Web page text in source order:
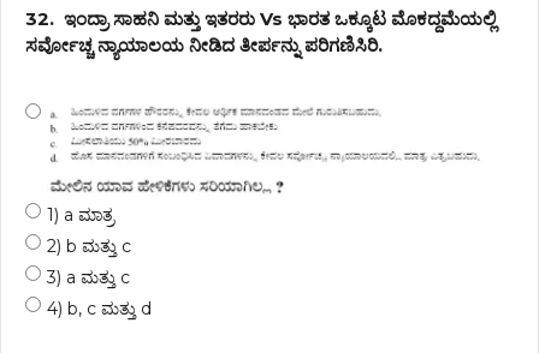
32. ಇಂದ್ರಾ ಸಾಹನಿ ಮತ್ತು ಇತರರು Vs ಭಾರತ ಒಕ್ಕೂಟ ಮೊಕದ್ದಮೆಯಲ್ಲಿ
ಸರ್ವೋಚ್ಚ ನ್ಯಾಯಾಲಯ ನೀಡಿದ ತೀರ್ಪನ್ನು ಪರಿಗಣಿಸಿರಿ.
1) a ಮಾತ್ರ
2) b ಮತ್ತು c
3) a ಮತ್ತು c
4) b, c ಮತ್ತು d